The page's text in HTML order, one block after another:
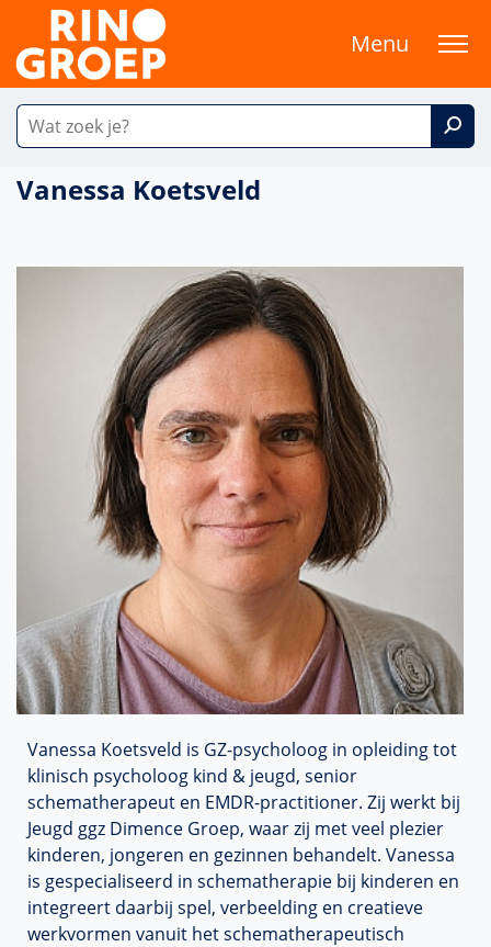
Menu
Vanessa Koetsveld
Vanessa Koetsveld is GZ-psycholoog in opleiding tot
klinisch psycholoog kind & jeugd, senior
schematherapeut en EMDR-practitioner. Zij werkt bij
Jeugd ggz Dimence Groep, waar zij met veel plezier
kinderen, jongeren en gezinnen behandelt. Vanessa
is gespecialiseerd in schematherapie bij kinderen en
integreert daarbij spel, verbeelding en creatieve
werkvormen vanuit het schematherapeutisch